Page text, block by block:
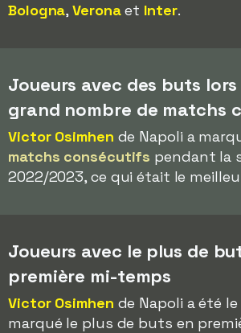
Bologna,Veronaet Inter.
Joueurs avec des buts
grand nombre de matchs
Victor Osimhen de Napoli a
matchs consécutifs pendant la
2022/2023, ce qui était le
Joueurs avec le plus de
première mi-temps
Victor Osimhen de Napoli a été
marqué le plus de buts en